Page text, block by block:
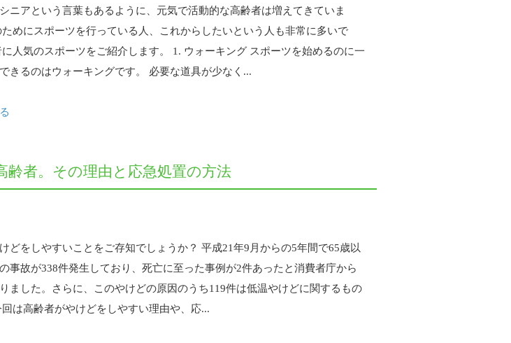
ニアという言葉もあるように、元気で活動的な高齢者は増えてきていま
めにスポーツを行っている人、これからしたいという人も非常に多いで
人気のスポーツをご紹介します。 1. ウォーキング スポーツを始めるのに一
きるのはウォーキングです。 必要な道具が少なく...
者。その理由と応急処置の方法
どをしやすいことをご存知でしょうか？ 平成21年9月からの5年間で65歳以
事故が338件発生しており、死亡に至った事例が2件あったと消費者庁から
ました。さらに、このやけどの原因のうち119件は低温やけどに関するもの
は高齢者がやけどをしやすい理由や、応...